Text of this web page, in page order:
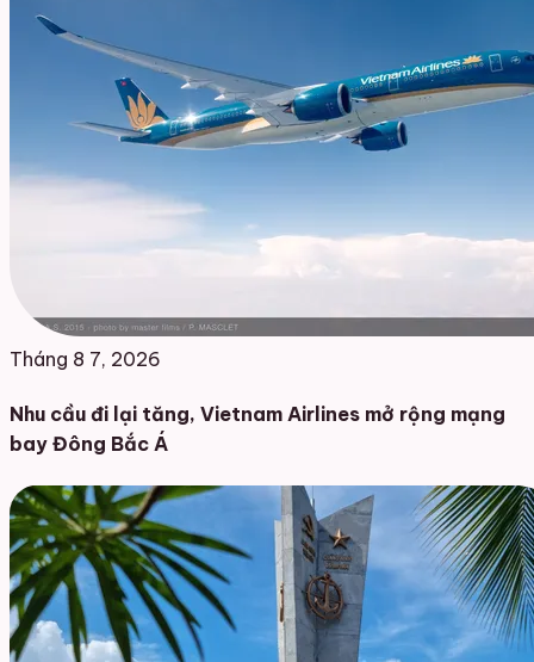
Tháng 8 7, 2026
Nhu cầu đi lại tăng, Vietnam Airlines mở rộng mạng
bay Đông Bắc Á